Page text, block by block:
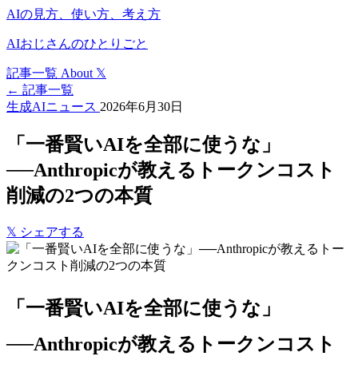
AIの見方、使い方、考え方
AIおじさんのひとりごと
記事一覧 About 𝕏
← 記事一覧
生成AIニュース 2026年6月30日
「一番賢いAIを全部に使うな」
──Anthropicが教えるトークンコスト
削減の2つの本質
𝕏 シェアする
「一番賢いAIを全部に使うな」
──Anthropicが教えるトークンコスト